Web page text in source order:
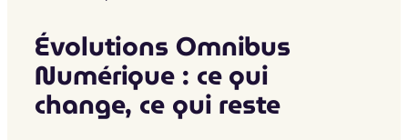
Évolutions Omnibus
Numérique : ce qui
change, ce qui reste